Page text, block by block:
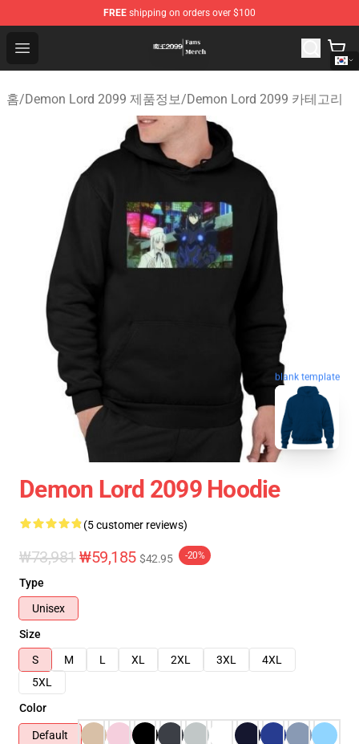
FREE shipping on orders over $100
Open menu
Demon Lord 2099 Store - Official Demon Lord 2099
홈/Demon Lord 2099 제품정보/Demon Lord 2099 카테고리
blank template
Demon Lord 2099 Hoodie
(5 customer reviews)
₩73,981 ₩59,185 $42.95 -20%
Type
Unisex
Size
S
M L XL 2XL 3XL
4XL
5XL
Color
Default